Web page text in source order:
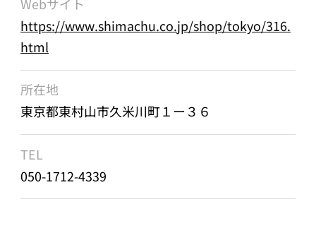
https://www.shimachu.co.jp/shop/tokyo/316.
html
所在地
東京都東村山市久米川町１ー３６
TEL
050-1712-4339